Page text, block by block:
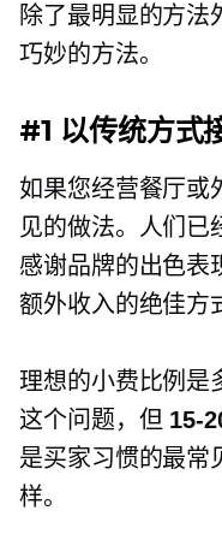
除了最明显的方法
巧妙的方法。
#1 以传统方式
如果您经营餐厅或
见的做法。人们已
感谢品牌的出色表
额外收入的绝佳方
理想的小费比例是
这个问题，但 15-
是买家习惯的最常
样。